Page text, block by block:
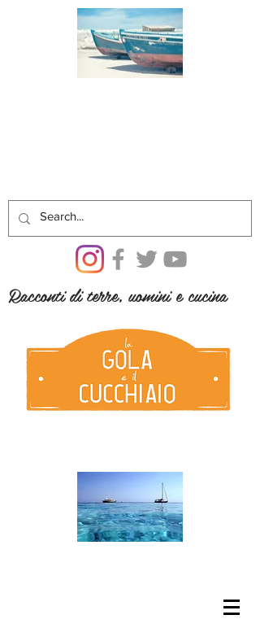
Racconti di terre, uomini e cucina